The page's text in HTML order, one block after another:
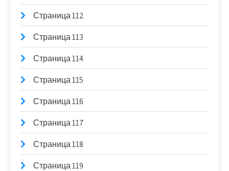
Страница 112
Страница 113
Страница 114
Страница 115
Страница 116
Страница 117
Страница 118
Страница 119